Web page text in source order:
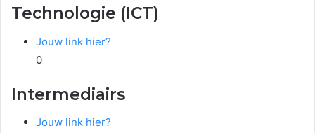
Technologie (ICT)
Jouw link hier?
0
Intermediairs
Jouw link hier?